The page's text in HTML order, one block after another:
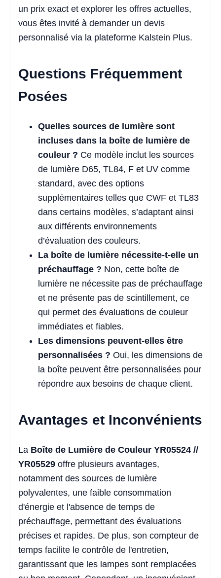
un prix exact et explorer les offres actuelles,
vous êtes invité à demander un devis
personnalisé via la plateforme Kalstein Plus.
Questions Fréquemment
Posées
Quelles sources de lumière sont
incluses dans la boîte de lumière de
couleur ? Ce modèle inclut les sources
de lumière D65, TL84, F et UV comme
standard, avec des options
supplémentaires telles que CWF et TL83
dans certains modèles, s’adaptant ainsi
aux différents environnements
d’évaluation des couleurs.
La boîte de lumière nécessite-t-elle un
préchauffage ? Non, cette boîte de
lumière ne nécessite pas de préchauffage
et ne présente pas de scintillement, ce
qui permet des évaluations de couleur
immédiates et fiables.
Les dimensions peuvent-elles être
personnalisées ? Oui, les dimensions de
la boîte peuvent être personnalisées pour
répondre aux besoins de chaque client.
Avantages et Inconvénients
La Boîte de Lumière de Couleur YR05524 //
YR05529 offre plusieurs avantages,
notamment des sources de lumière
polyvalentes, une faible consommation
d'énergie et l'absence de temps de
préchauffage, permettant des évaluations
précises et rapides. De plus, son compteur de
temps facilite le contrôle de l'entretien,
garantissant que les lampes sont remplacées